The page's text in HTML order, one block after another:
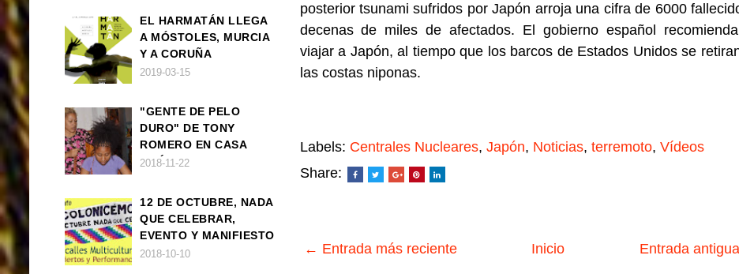
posterior tsunami sufridos por Japón arroja una cifra de 6000
decenas de miles de afectados. El gobierno español
viajar a Japón, al tiempo que los barcos de Estados Unidos se
las costas niponas.
Labels: Centrales Nucleares, Japón, Noticias, terremoto, Vídeos
Share:
← Entrada más reciente Entrada
Inicio
EL HARMATÁN LLEGA
A MÓSTOLES, MURCIA
Y A CORUÑA
2019-03-15
"GENTE DE PELO
DURO" DE TONY
ROMERO EN CASA
AMÉRICA
2018-11-22
12 DE OCTUBRE, NADA
QUE CELEBRAR,
EVENTO Y MANIFIESTO
2018-10-10